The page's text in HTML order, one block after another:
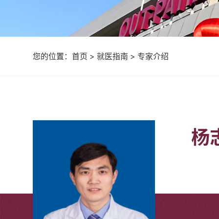
您的位置：首页 > 就医指南 > 专家介绍
杨